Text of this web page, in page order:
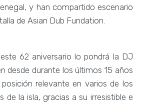
y han compartido escenario
de Asian Dub Fundation.
62 aniversario lo pondrá la DJ
desde durante los últimos 15 años
relevante en varios de los
de la isla, gracias a su irresistible e